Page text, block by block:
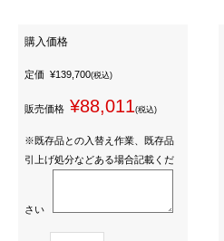
購入価格
定価 ¥139,700(税込)
販売価格 ¥88,011(税込)
※既存品との入替え作業、既存品
引上げ処分などある場合記載くだ
さい